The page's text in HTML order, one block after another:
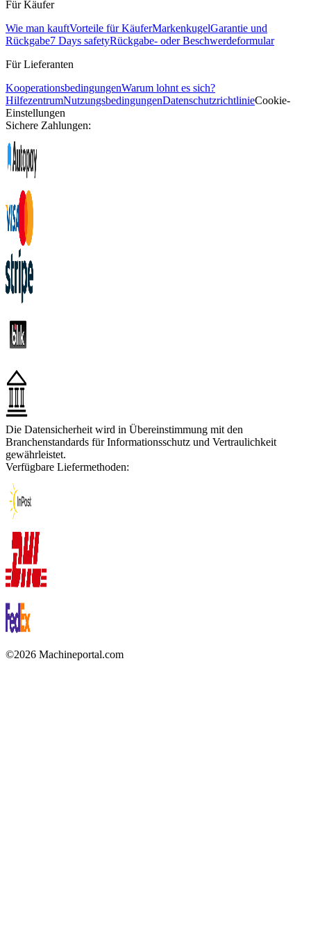
Für Käufer
Wie man kauftVorteile für KäuferMarkenkugelGarantie und
Rückgabe7 Days safetyRückgabe- oder Beschwerdeformular
Für Lieferanten
KooperationsbedingungenWarum lohnt es sich?
HilfezentrumNutzungsbedingungenDatenschutzrichtlinieCookie-
Einstellungen
Sichere Zahlungen:
Die Datensicherheit wird in Übereinstimmung mit den
Branchenstandards für Informationsschutz und Vertraulichkeit
gewährleistet.
Verfügbare Liefermethoden:
©2026 Machineportal.com